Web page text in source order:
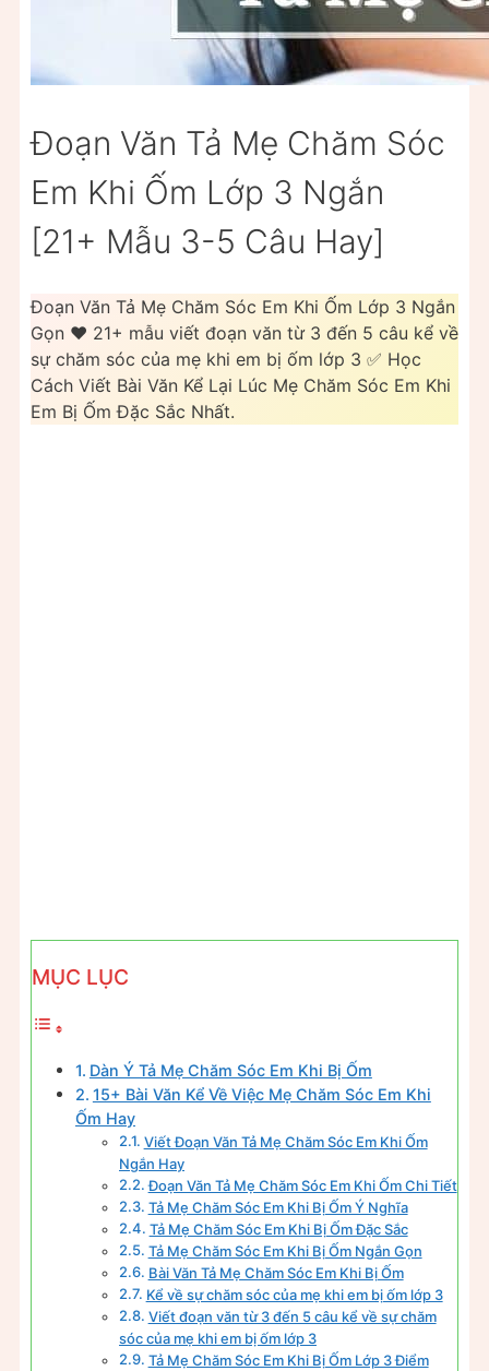
Đoạn Văn Tả Mẹ Chăm Sóc
Em Khi Ốm Lớp 3 Ngắn
[21+ Mẫu 3-5 Câu Hay]
Đoạn Văn Tả Mẹ Chăm Sóc Em Khi Ốm Lớp 3 Ngắn
Gọn ❤️️ 21+ mẫu viết đoạn văn từ 3 đến 5 câu kể về
sự chăm sóc của mẹ khi em bị ốm lớp 3 ✅ Học
Cách Viết Bài Văn Kể Lại Lúc Mẹ Chăm Sóc Em Khi
Em Bị Ốm Đặc Sắc Nhất.
MỤC LỤC
Dàn Ý Tả Mẹ Chăm Sóc Em Khi Bị Ốm
15+ Bài Văn Kể Về Việc Mẹ Chăm Sóc Em Khi
Ốm Hay
Viết Đoạn Văn Tả Mẹ Chăm Sóc Em Khi Ốm
Ngắn Hay
Đoạn Văn Tả Mẹ Chăm Sóc Em Khi Ốm Chi Tiết
Tả Mẹ Chăm Sóc Em Khi Bị Ốm Ý Nghĩa
Tả Mẹ Chăm Sóc Em Khi Bị Ốm Đặc Sắc
Tả Mẹ Chăm Sóc Em Khi Bị Ốm Ngắn Gọn
Bài Văn Tả Mẹ Chăm Sóc Em Khi Bị Ốm
Kể về sự chăm sóc của mẹ khi em bị ốm lớp 3
Viết đoạn văn từ 3 đến 5 câu kể về sự chăm
sóc của mẹ khi em bị ốm lớp 3
Tả Mẹ Chăm Sóc Em Khi Bị Ốm Lớp 3 Điểm